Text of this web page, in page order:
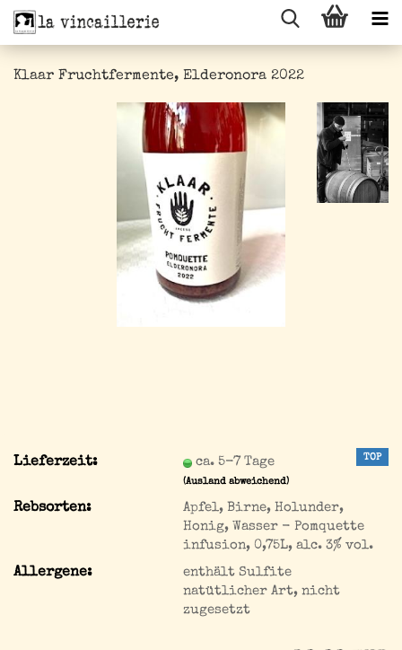
Klaar Fruchtfermente, Elderonora 2022
TOP
Lieferzeit: ca. 5-7 Tage
(Ausland abweichend)
Rebsorten:
Apfel, Birne, Holunder,
Honig, Wasser - Pomquette
infusion, 0,75L, alc. 3% vol.
Allergene:
enthält Sulfite
natütlicher Art, nicht
zugesetzt